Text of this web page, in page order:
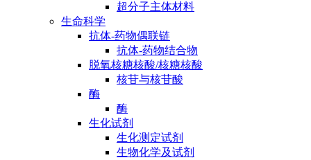
超分子主体材料
生命科学
抗体-药物偶联链
抗体-药物结合物
脱氧核糖核酸/核糖核酸
核苷与核苷酸
酶
酶
生化试剂
生化测定试剂
生物化学及试剂